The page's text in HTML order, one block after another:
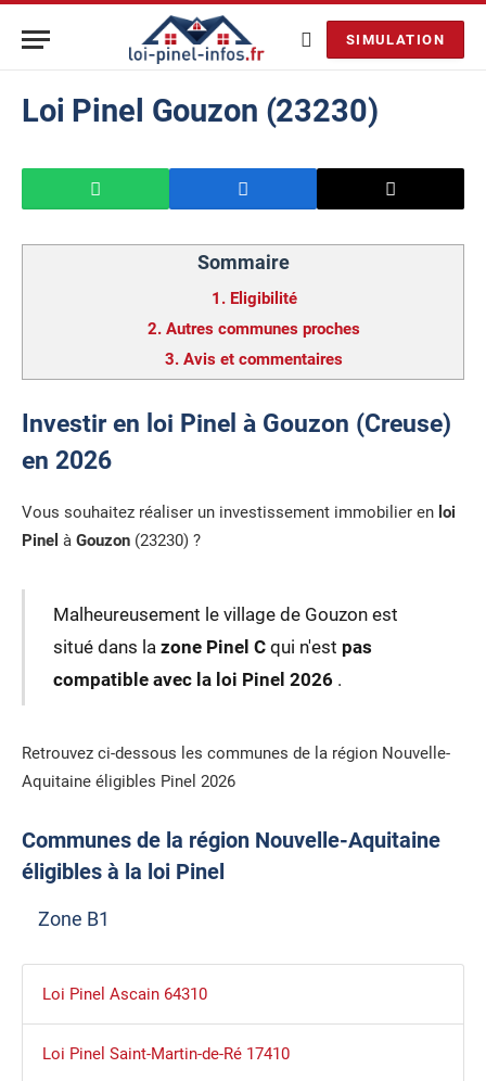
SIMULATION
Loi Pinel Gouzon (23230)
Sommaire
1. Eligibilité
2. Autres communes proches
3. Avis et commentaires
Investir en loi Pinel à Gouzon (Creuse)
en 2026
Vous souhaitez réaliser un investissement immobilier en loi
Pinel à Gouzon (23230) ?
Malheureusement le village de Gouzon est
situé dans la zone Pinel Cqui n'est pas
compatible avec la loi Pinel 2026 .
Retrouvez ci-dessous les communes de la région Nouvelle-
Aquitaine éligibles Pinel 2026
Communes de la région Nouvelle-Aquitaine
éligibles à la loi Pinel
Zone B1
Loi Pinel Ascain 64310
Loi Pinel Saint-Martin-de-Ré 17410